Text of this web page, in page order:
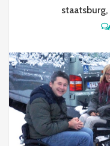
staatsburg,